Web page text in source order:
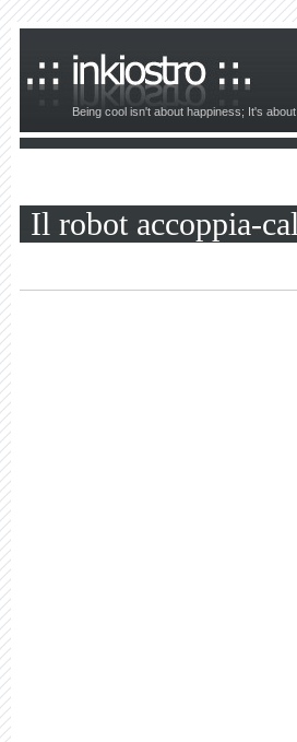
Being cool isn't about happiness; It's
Il robot accoppia-